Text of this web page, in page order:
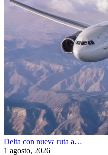
Delta con nueva ruta a…
1 agosto, 2026